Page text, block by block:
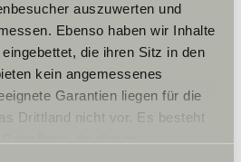
auszuwerten und
Ebenso haben wir Inhalte
die ihren Sitz in den
kein angemessenes
Garantien liegen für die
Drittland nicht vor. Es besteht